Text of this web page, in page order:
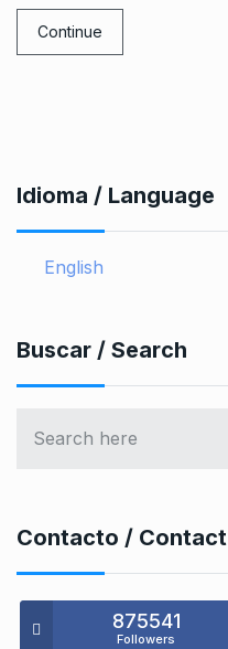
Continue
Idioma / Language
English
Buscar / Search
Contacto / Contact
875541
Followers